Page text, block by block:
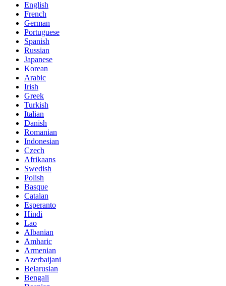
English
French
German
Portuguese
Spanish
Russian
Japanese
Korean
Arabic
Irish
Greek
Turkish
Italian
Danish
Romanian
Indonesian
Czech
Afrikaans
Swedish
Polish
Basque
Catalan
Esperanto
Hindi
Lao
Albanian
Amharic
Armenian
Azerbaijani
Belarusian
Bengali